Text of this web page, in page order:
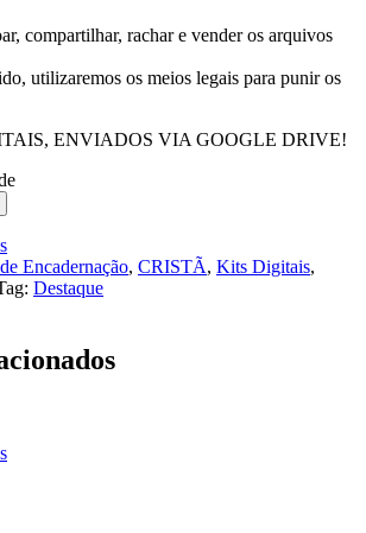
compartilhar, rachar e vender os arquivos
utilizaremos os meios legais para punir os
ENVIADOS VIA GOOGLE DRIVE!
Encadernação, CRISTÃ, Kits Digitais,
Destaque